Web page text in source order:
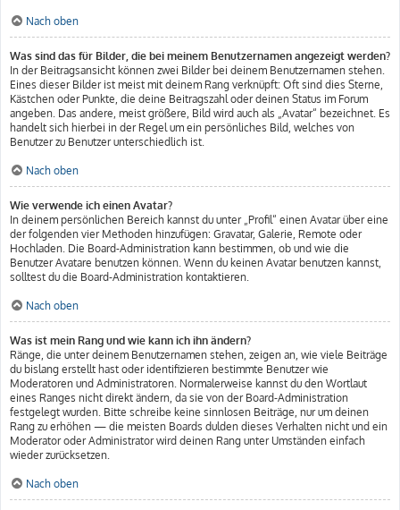
Nach oben
Was sind das für Bilder, die bei meinem Benutzernamen angezeigt werden?
In der Beitragsansicht können zwei Bilder bei deinem Benutzernamen stehen.
Eines dieser Bilder ist meist mit deinem Rang verknüpft: Oft sind dies Sterne,
Kästchen oder Punkte, die deine Beitragszahl oder deinen Status im Forum
angeben. Das andere, meist größere, Bild wird auch als „Avatar“ bezeichnet. Es
handelt sich hierbei in der Regel um ein persönliches Bild, welches von
Benutzer zu Benutzer unterschiedlich ist.
Nach oben
Wie verwende ich einen Avatar?
In deinem persönlichen Bereich kannst du unter „Profil“ einen Avatar über eine
der folgenden vier Methoden hinzufügen: Gravatar, Galerie, Remote oder
Hochladen. Die Board-Administration kann bestimmen, ob und wie die
Benutzer Avatare benutzen können. Wenn du keinen Avatar benutzen kannst,
solltest du die Board-Administration kontaktieren.
Nach oben
Was ist mein Rang und wie kann ich ihn ändern?
Ränge, die unter deinem Benutzernamen stehen, zeigen an, wie viele Beiträge
du bislang erstellt hast oder identifizieren bestimmte Benutzer wie
Moderatoren und Administratoren. Normalerweise kannst du den Wortlaut
eines Ranges nicht direkt ändern, da sie von der Board-Administration
festgelegt wurden. Bitte schreibe keine sinnlosen Beiträge, nur um deinen
Rang zu erhöhen — die meisten Boards dulden dieses Verhalten nicht und ein
Moderator oder Administrator wird deinen Rang unter Umständen einfach
wieder zurücksetzen.
Nach oben